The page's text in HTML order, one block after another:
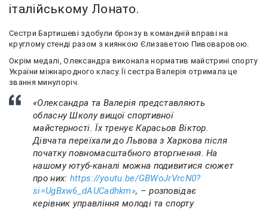
італійському Лонато.
Сестри Бартишеві здобули бронзу в командній вправі на
круглому стенді разом з киянкою Єлизаветою Пивоваровою.
Окрім медалі, Олександра виконала норматив майстрині спорту
України міжнародного класу. Її сестра Валерія отримала це
звання минулоріч.
«Олександра та Валерія представляють
обласну Школу вищої спортивної
майстерності. Їх тренує Карасьов Віктор.
Дівчата переїхали до Львова з Харкова після
початку повномасштабного вторгнення. На
нашому ютуб-каналі можна подивитися сюжет
про них: https://youtu.be/GBWoJrVrcN0?
si=UgBxw6_dAUCadhkm», – розповідає
керівник управління молоді та спорту